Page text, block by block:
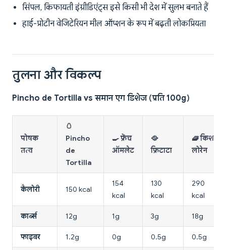
सिंपल, किफायती इंग्रीडिएंट्स इसे किसी भी देश में सुलभ बनाते हैं
हाई-प्रोटीन वेजिटेरियन मील ऑप्शन के रूप में बढ़ती लोकप्रियता
तुलना और विकल्प
Pincho de Tortilla vs समान एग डिशेज (प्रति 100g)
पोषक
तत्व
🥚
Pincho
de
Tortilla
🍳 फ्रेंच
ऑमलेट
🥘
फ्रिटाटा
🧇 किश
लोरेन
कैलोरी 150 kcal
154
kcal
130
kcal
290
kcal
कार्ब्स 12g 1g 3g 18g
फाइबर 1.2g 0g 0.5g 0.5g